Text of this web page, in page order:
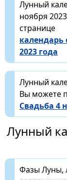
Лунный
ноября
странице
календарь
2023 года
Лунный
Вы можете
Свадьба 4
Лунный
Фазы Луны,